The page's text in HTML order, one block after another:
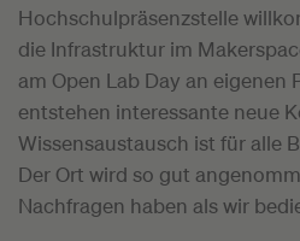
Hochschulpräsenzstelle
die Infrastruktur im
am Open Lab Day an eigenen
entstehen interessante neue
Wissensaustausch ist für alle
Der Ort wird so gut
Nachfragen haben als wir